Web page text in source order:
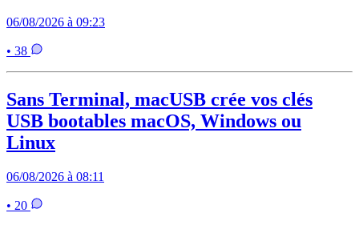
06/08/2026 à 09:23
• 38
Sans Terminal, macUSB crée vos clés
USB bootables macOS, Windows ou
Linux
06/08/2026 à 08:11
• 20